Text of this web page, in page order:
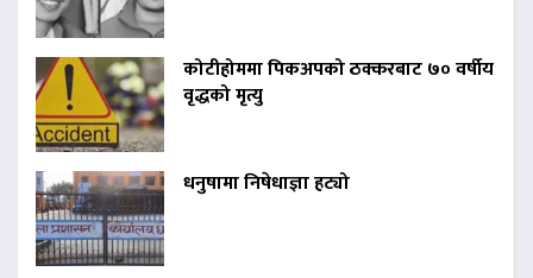
कोटीहोममा पिकअपको ठक्करबाट ७० वर्षीय
वृद्धको मृत्यु
धनुषामा निषेधाज्ञा हट्यो